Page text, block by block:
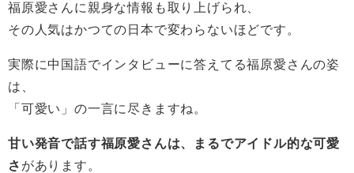
福原愛さんに親身な情報も取り上げられ、
その人気はかつての日本で変わらないほどです。
実際に中国語でインタビューに答えてる福原愛さんの姿
は、
「可愛い」の一言に尽きますね。
甘い発音で話す福原愛さんは、まるでアイドル的な可愛
さ があります。